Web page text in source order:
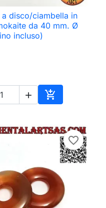
 Anteprima
disco/ciambella in
da 40 mm. Ø
incluso)
 
Aggiungi al
favorite_border